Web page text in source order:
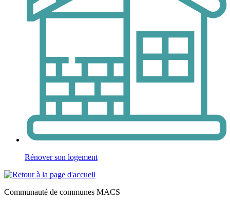
Rénover son logement
Communauté de communes MACS